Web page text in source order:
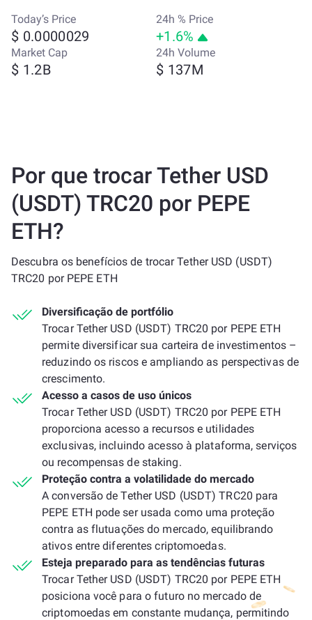
Today’s Price
$ 0.0000029
24h % Price
+1.6%
Market Cap
$ 1.2B
24h Volume
$ 137M
Por que trocar Tether USD
(USDT) TRC20 por PEPE
ETH?
Descubra os benefícios de trocar Tether USD (USDT)
TRC20 por PEPE ETH
Diversificação de portfólio
Trocar Tether USD (USDT) TRC20 por PEPE ETH
permite diversificar sua carteira de investimentos –
reduzindo os riscos e ampliando as perspectivas de
crescimento.
Acesso a casos de uso únicos
Trocar Tether USD (USDT) TRC20 por PEPE ETH
proporciona acesso a recursos e utilidades
exclusivas, incluindo acesso à plataforma, serviços
ou recompensas de staking.
Proteção contra a volatilidade do mercado
A conversão de Tether USD (USDT) TRC20 para
PEPE ETH pode ser usada como uma proteção
contra as flutuações do mercado, equilibrando
ativos entre diferentes criptomoedas.
Esteja preparado para as tendências futuras
Trocar Tether USD (USDT) TRC20 por PEPE ETH
posiciona você para o futuro no mercado de
criptomoedas em constante mudança, permitindo